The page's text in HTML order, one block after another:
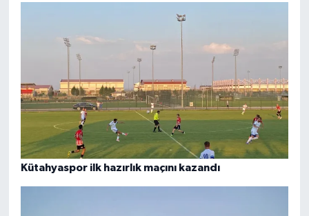
Kütahyaspor ilk hazırlık maçını kazandı